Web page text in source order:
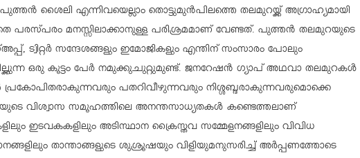
ശൈലി എന്നിവയെല്ലാം തൊട്ടുമുന്‍പിലത്തെ തലമുറയ്ക്ക് അഗ്രാഹ്യമായി
മനസ്സിലാക്കാനുള്ള പരിശ്രമമാണ് വേണ്ടത്. പുത്തന്‍ തലമുറയുടെ
ട്വിറ്റര്‍ സന്ദേശങ്ങളും ഇമോജികളും എന്തിന് സംസാരം പോലും
ഒരു കൂട്ടം പേര്‍ നമുക്കുചുറ്റുമുണ്ട്. ജനറേഷന്‍ ഗ്യാപ് അഥവാ തലമുറകള്‍
പ്രകോപിതരാകുന്നവരും പതറിവീഴുന്നവരും നിശ്ശബ്ദരാകുന്നവരുമൊക്കെ
വിശ്വാസ സമൂഹത്തിലെ അനന്തസാധ്യതകള്‍ കണ്ടെത്തലാണ്
ഇടവകകളിലും അടിസ്ഥാന ക്രൈസ്തവ സമ്മേളനങ്ങളിലും വിവിധ
താന്താങ്ങളുടെ ശുശ്രൂഷയും വിളിയുമനുസരിച്ച് അര്‍പ്പണത്തോടെ